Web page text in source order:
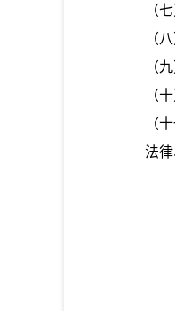
（七）
（八）
（九）
（十）
（十一
法律、